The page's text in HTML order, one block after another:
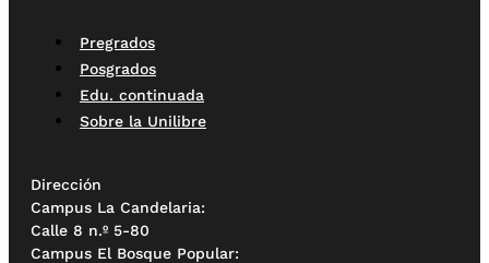
Pregrados
Posgrados
Edu. continuada
Sobre la Unilibre
Dirección
Campus La Candelaria:
Calle 8 n.º 5-80
Campus El Bosque Popular: